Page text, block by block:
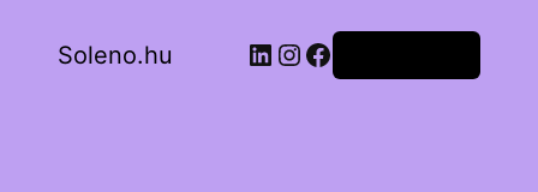
Soleno.hu LinkedIn
Instagram
Facebook